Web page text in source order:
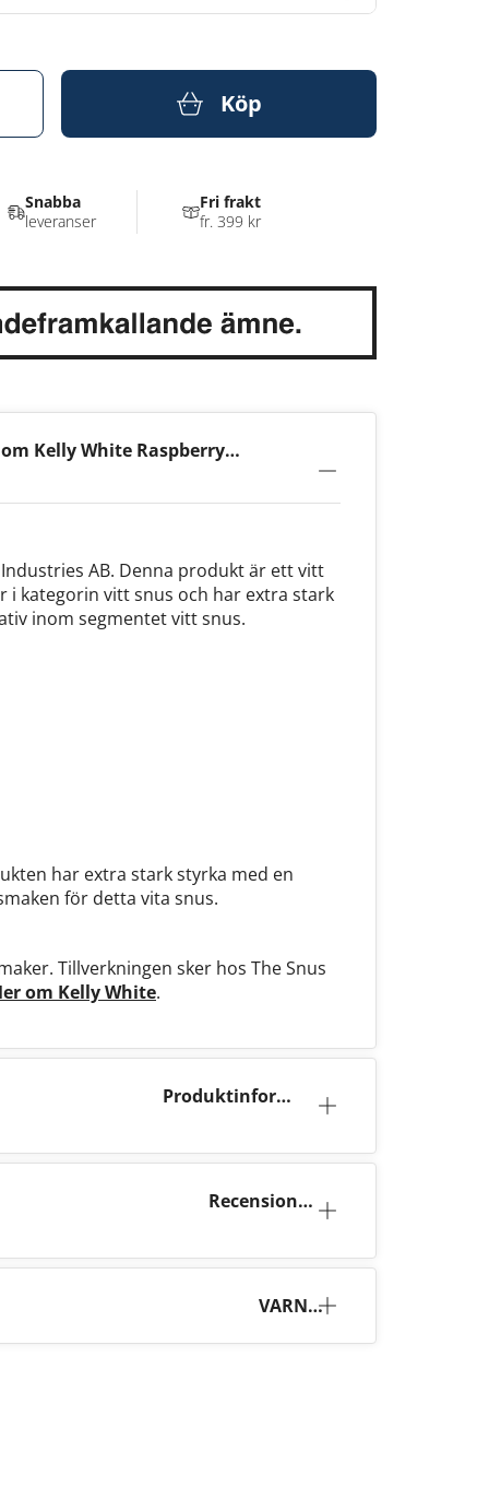
Köp
Kelly White Raspberry
AB. Denna produkt är ett vitt
i kategorin vitt snus och har extra stark
inom segmentet vitt snus.
har extra stark styrka med en
för detta vita snus.
Tillverkningen sker hos The Snus
om Kelly White.
Produktinforma
Recensione
VARNI
Snabba
leveranser
Fri frakt
fr. 399 kr